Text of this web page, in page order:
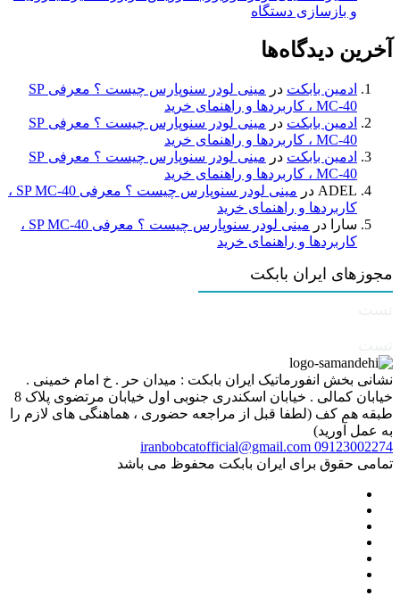
و بازسازی دستگاه
آخرین دیدگاه‌ها
ادمین بابکت در
مینی لودر سنوپارس چیست ؟ معرفی SP
MC-40 ، کاربردها و راهنمای خرید
ادمین بابکت در
مینی لودر سنوپارس چیست ؟ معرفی SP
MC-40 ، کاربردها و راهنمای خرید
ادمین بابکت در
مینی لودر سنوپارس چیست ؟ معرفی SP
MC-40 ، کاربردها و راهنمای خرید
ADEL در
مینی لودر سنوپارس چیست ؟ معرفی SP MC-40 ،
کاربردها و راهنمای خرید
سارا
در
مینی لودر سنوپارس چیست ؟ معرفی SP MC-40 ،
کاربردها و راهنمای خرید
مجوزهای ایران بابکت
نشانی بخش انفورماتیک ایران بابکت : میدان حر . خ امام خمینی .
خیابان کمالی . خیابان اسکندری جنوبی اول خیابان مرتضوی پلاک 8
طبقه هم کف (لطفا قبل از مراجعه حضوری ، هماهنگی های لازم را
به عمل آورید)
09123002274
iranbobcatofficial@gmail.com
تمامی حقوق برای ایران بابکت محفوظ می باشد